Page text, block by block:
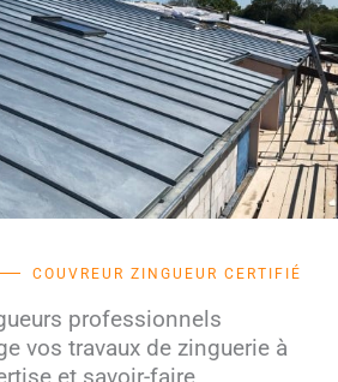
COUVREUR ZINGUEUR CERTIFIÉ
professionnels
vos travaux de zinguerie à
et savoir-faire